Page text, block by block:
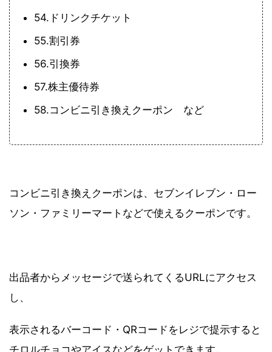
54.ドリンクチケット
55.割引券
56.引換券
57.株主優待券
58.コンビニ引き換えクーポン など
コンビニ引き換えクーポンは、セブンイレブン・ロー
ソン・ファミリーマートなどで使えるクーポンです。
出品者からメッセージで送られてくるURLにアクセス
し、
表示されるバーコード・QRコードをレジで提示すると
チロルチョコやアイスなどをゲットできます。